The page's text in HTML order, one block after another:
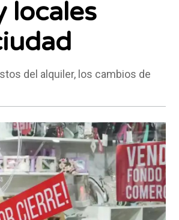
locales
del alquiler, los cambios de